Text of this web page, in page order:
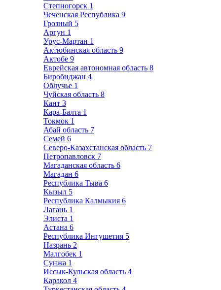
Степногорск 1
Чеченская Республика 9
Грозный 5
Аргун 1
Урус-Мартан 1
Актюбинская область 9
Актобе 9
Еврейская автономная область 8
Биробиджан 4
Облучье 1
Чуйская область 8
Кант 3
Кара-Балта 1
Токмок 1
Абай область 7
Семей 6
Северо-Казахстанская область 7
Петропавловск 7
Магаданская область 6
Магадан 6
Республика Тыва 6
Кызыл 5
Республика Калмыкия 6
Лагань 1
Элиста 1
Астана 6
Республика Ингушетия 5
Назрань 2
Малгобек 1
Сунжа 1
Иссык-Кульская область 4
Каракол 4